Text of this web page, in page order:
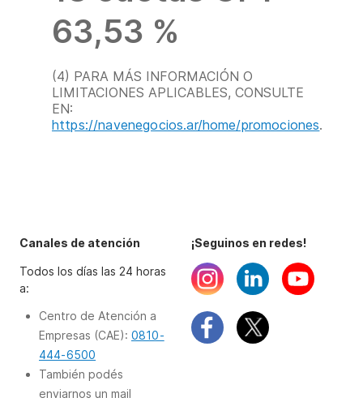
63,53 %
(4) PARA MÁS INFORMACIÓN O
LIMITACIONES APLICABLES, CONSULTE
EN:
https://navenegocios.ar/home/promociones.
¡Seguinos en redes!
Canales de atención
Todos los días las 24 horas
a:
Centro de Atención a
Empresas (CAE): 0810-
444-6500
También podés
enviarnos un mail